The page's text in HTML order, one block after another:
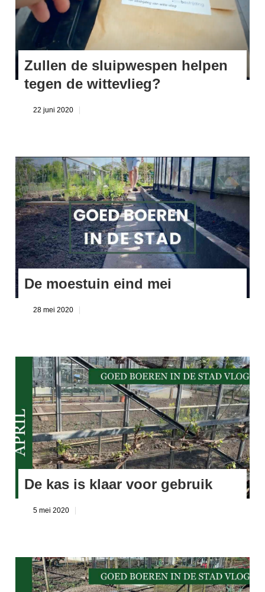
Zullen de sluipwespen helpen
tegen de wittevlieg?
22 juni 2020
De moestuin eind mei
28 mei 2020
De kas is klaar voor gebruik
5 mei 2020